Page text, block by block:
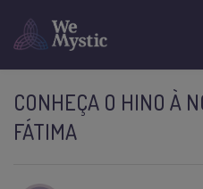
CONHEÇA O HINO À
FÁTIMA